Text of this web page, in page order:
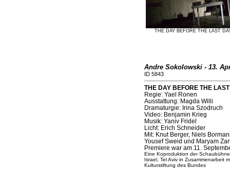
THE DAY BEFORE THE LAST
Andre Sokolowski - 13.
ID 5843
THE DAY BEFORE THE
Regie: Yael Ronen
Ausstattung: Magda Willi
Dramaturgie: Irina Szodruch
Video: Benjamin Krieg
Musik: Yaniv Fridel
Licht: Erich Schneider
Mit: Knut Berger, Niels
Yousef Sweid und Maryam
Premiere war am 11.
Eine Koproduktion der
Israel, Tel Aviv in Zusammenarbeit
Kulturstiftung des Bundes